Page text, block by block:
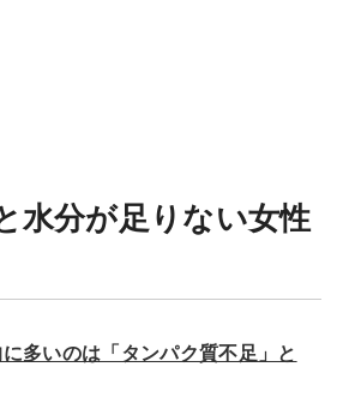
水分が足りない女性
多いのは「タンパク質不足」と